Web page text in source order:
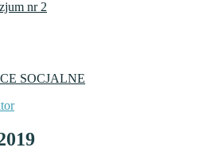
nr 2
SOCJALNE